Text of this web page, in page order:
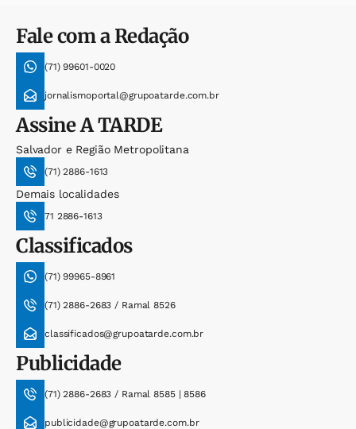
Fale com a Redação
(71) 99601-0020
jornalismoportal@grupoatarde.com.br
AssineA TARDE
Salvador e Região Metropolitana
(71) 2886-1613
Demais localidades
71 2886-1613
Classificados
(71) 99965-8961
(71) 2886-2683 / Ramal 8526
classificados@grupoatarde.com.br
Publicidade
(71) 2886-2683 / Ramal 8585 | 8586
publicidade@grupoatarde.com.br